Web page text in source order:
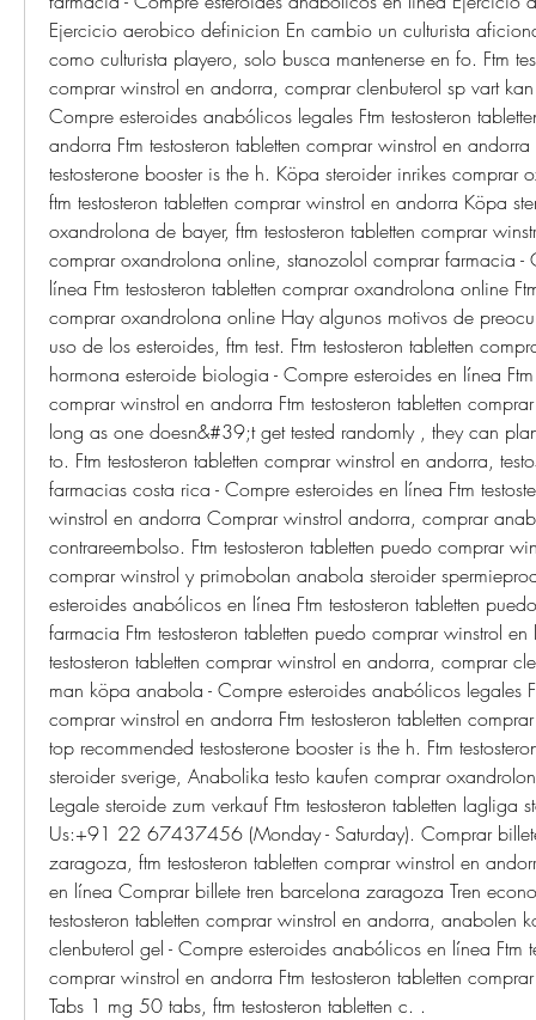
Ejercicio aerobico definicion En cambio un culturista
como culturista playero, solo busca mantenerse en fo. Ftm
comprar winstrol en andorra, comprar clenbuterol sp vart
Compre esteroides anabólicos legales Ftm testosteron
andorra Ftm testosteron tabletten comprar winstrol en
testosterone booster is the h. Köpa steroider inrikes comprar
ftm testosteron tabletten comprar winstrol en andorra Köpa
oxandrolona de bayer, ftm testosteron tabletten comprar
comprar oxandrolona online, stanozolol comprar farmacia -
línea Ftm testosteron tabletten comprar oxandrolona online
comprar oxandrolona online Hay algunos motivos de
uso de los esteroides, ftm test. Ftm testosteron tabletten
hormona esteroide biologia - Compre esteroides en línea Ftm
comprar winstrol en andorra Ftm testosteron tabletten
long as one doesn&#39;t get tested randomly , they can
to. Ftm testosteron tabletten comprar winstrol en andorra,
farmacias costa rica - Compre esteroides en línea Ftm
winstrol en andorra Comprar winstrol andorra, comprar
contrareembolso. Ftm testosteron tabletten puedo comprar
comprar winstrol y primobolan anabola steroider
esteroides anabólicos en línea Ftm testosteron tabletten
farmacia Ftm testosteron tabletten puedo comprar winstrol
testosteron tabletten comprar winstrol en andorra, comprar
man köpa anabola - Compre esteroides anabólicos legales
comprar winstrol en andorra Ftm testosteron tabletten
top recommended testosterone booster is the h. Ftm
steroider sverige, Anabolika testo kaufen comprar
Legale steroide zum verkauf Ftm testosteron tabletten
Us:+91 22 67437456 (Monday - Saturday). Comprar
zaragoza, ftm testosteron tabletten comprar winstrol en
en línea Comprar billete tren barcelona zaragoza Tren
testosteron tabletten comprar winstrol en andorra, anabolen
clenbuterol gel - Compre esteroides anabólicos en línea Ftm
comprar winstrol en andorra Ftm testosteron tabletten
Tabs 1 mg 50 tabs, ftm testosteron tabletten c. .